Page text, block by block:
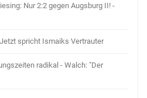
Nur 2:2 gegen Augsburg II! -
spricht Ismaiks Vertrauter
radikal - Walch: "Der